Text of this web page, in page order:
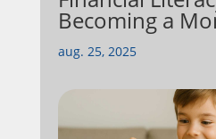
Becoming a
aug. 25, 2025